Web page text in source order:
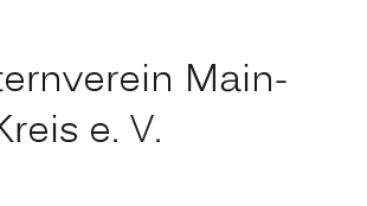
Main-
e. V.